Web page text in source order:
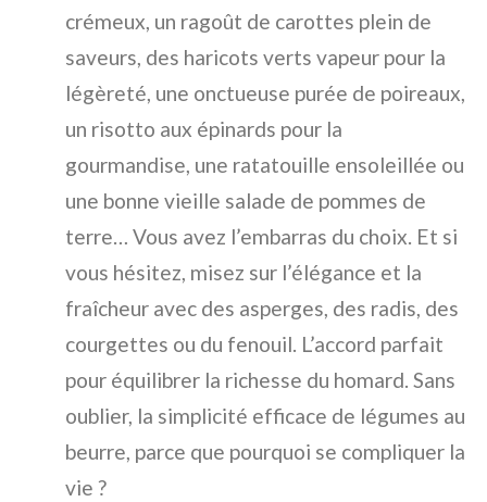
crémeux, un ragoût de carottes plein de
saveurs, des haricots verts vapeur pour la
légèreté, une onctueuse purée de poireaux,
un risotto aux épinards pour la
gourmandise, une ratatouille ensoleillée ou
une bonne vieille salade de pommes de
terre… Vous avez l’embarras du choix. Et si
vous hésitez, misez sur l’élégance et la
fraîcheur avec des asperges, des radis, des
courgettes ou du fenouil. L’accord parfait
pour équilibrer la richesse du homard. Sans
oublier, la simplicité efficace de légumes au
beurre, parce que pourquoi se compliquer la
vie ?